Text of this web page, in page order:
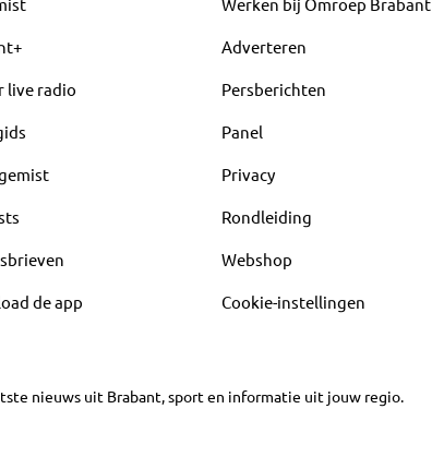
live radio
de app
Adverteren
Persberichten
Panel
Privacy
Rondleiding
Webshop
Cookie-instellingen
nieuws uit Brabant, sport en informatie uit jouw regio.